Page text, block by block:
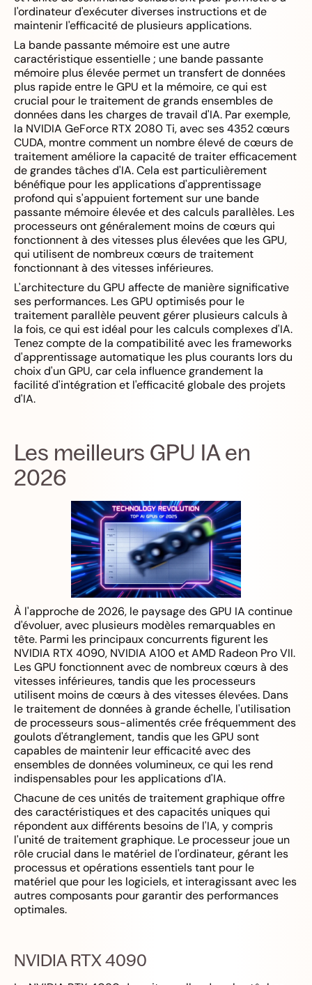
l'ordinateur d'exécuter diverses instructions et de
maintenir l'efficacité de plusieurs applications.
La bande passante mémoire est une autre
caractéristique essentielle ; une bande passante
mémoire plus élevée permet un transfert de données
plus rapide entre le GPU et la mémoire, ce qui est
crucial pour le traitement de grands ensembles de
données dans les charges de travail d'IA. Par exemple,
la NVIDIA GeForce RTX 2080 Ti, avec ses 4352 cœurs
CUDA, montre comment un nombre élevé de cœurs de
traitement améliore la capacité de traiter efficacement
de grandes tâches d'IA. Cela est particulièrement
bénéfique pour les applications d'apprentissage
profond qui s'appuient fortement sur une bande
passante mémoire élevée et des calculs parallèles. Les
processeurs ont généralement moins de cœurs qui
fonctionnent à des vitesses plus élevées que les GPU,
qui utilisent de nombreux cœurs de traitement
fonctionnant à des vitesses inférieures.
L'architecture du GPU affecte de manière significative
ses performances. Les GPU optimisés pour le
traitement parallèle peuvent gérer plusieurs calculs à
la fois, ce qui est idéal pour les calculs complexes d'IA.
Tenez compte de la compatibilité avec les frameworks
d'apprentissage automatique les plus courants lors du
choix d'un GPU, car cela influence grandement la
facilité d'intégration et l'efficacité globale des projets
d'IA.
Les meilleurs GPU IA en
2026
À l'approche de 2026, le paysage des GPU IA continue
d'évoluer, avec plusieurs modèles remarquables en
tête. Parmi les principaux concurrents figurent les
NVIDIA RTX 4090, NVIDIA A100 et AMD Radeon Pro VII.
Les GPU fonctionnent avec de nombreux cœurs à des
vitesses inférieures, tandis que les processeurs
utilisent moins de cœurs à des vitesses élevées. Dans
le traitement de données à grande échelle, l'utilisation
de processeurs sous-alimentés crée fréquemment des
goulots d'étranglement, tandis que les GPU sont
capables de maintenir leur efficacité avec des
ensembles de données volumineux, ce qui les rend
indispensables pour les applications d'IA.
Chacune de ces unités de traitement graphique offre
des caractéristiques et des capacités uniques qui
répondent aux différents besoins de l'IA, y compris
l'unité de traitement graphique. Le processeur joue un
rôle crucial dans le matériel de l'ordinateur, gérant les
processus et opérations essentiels tant pour le
matériel que pour les logiciels, et interagissant avec les
autres composants pour garantir des performances
optimales.
NVIDIA RTX 4090